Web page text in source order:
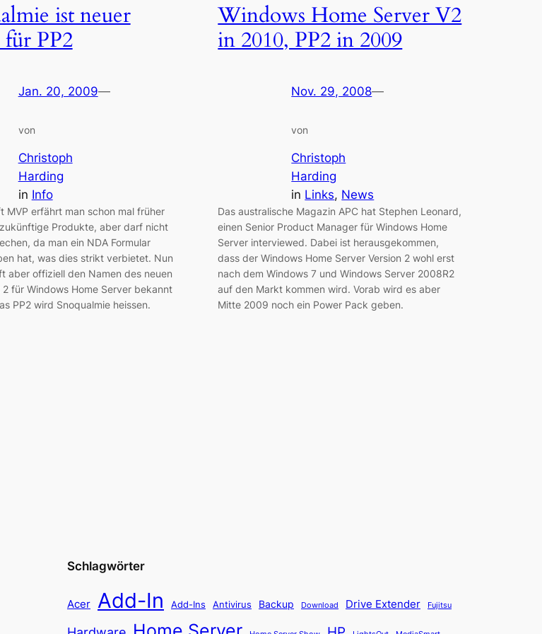
ist neuer
PP2
Jan. 20, 2009—
von
Christoph
Harding
in Info
MVP erfährt man schon mal früher
Produkte, aber darf nicht
da man ein NDA Formular
hat, was dies strikt verbietet. Nun
aber offiziell den Namen des neuen
2 für Windows Home Server bekannt
PP2 wird Snoqualmie heissen.
Windows Home Server V2
in 2010, PP2 in 2009
Nov. 29, 2008—
von
Christoph
Harding
in Links, News
Das australische Magazin APC hat Stephen Leonard,
einen Senior Product Manager für Windows Home
Server interviewed. Dabei ist herausgekommen,
dass der Windows Home Server Version 2 wohl erst
nach dem Windows 7 und Windows Server 2008R2
auf den Markt kommen wird. Vorab wird es aber
Mitte 2009 noch ein Power Pack geben.
Schlagwörter
Acer Add-In Add-Ins Antivirus Backup Download Drive Extender Fujitsu